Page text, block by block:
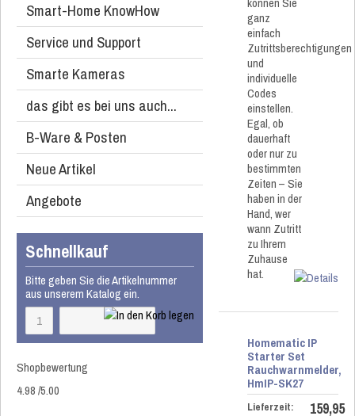
Smart-Home KnowHow
Service und Support
Smarte Kameras
das gibt es bei uns auch...
B-Ware & Posten
Neue Artikel
Angebote
Schnellkauf
Bitte geben Sie die Artikelnummer
aus unserem Katalog ein.
Shopbewertung
4.98/5.00
ganz
einfach
Zutrittsberechtigungen
und
individuelle
Codes
einstellen.
Egal, ob
dauerhaft
oder nur zu
bestimmten
Zeiten – Sie
haben in der
Hand, wer
wann Zutritt
zu Ihrem
Zuhause
hat.
Homematic IP
Starter Set
Rauchwarnmelder,
HmIP-SK27
Lieferzeit:
159,95